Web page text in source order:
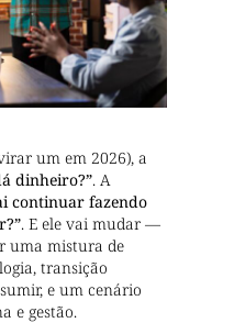
um em 2026), a
dinheiro?”. A
continuar fazendo
. E ele vai mudar —
uma mistura de
transição
e um cenário
e gestão.